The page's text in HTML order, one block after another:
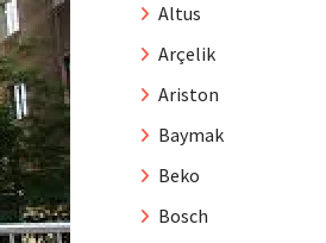
Altus
Arçelik
Ariston
Baymak
Beko
Bosch